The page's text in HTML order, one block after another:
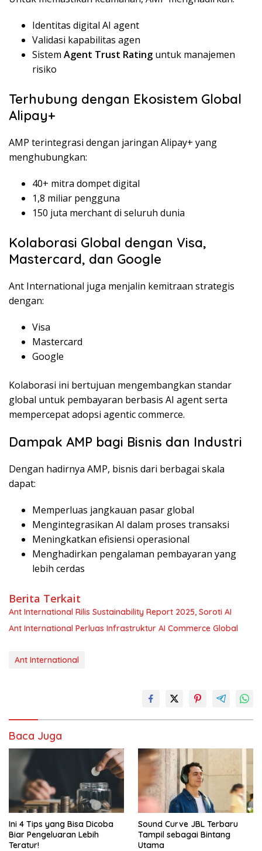
Identitas digital AI agent
Validasi kapabilitas agen
Sistem Agent Trust Rating untuk manajemen
risiko
Terhubung dengan Ekosistem Global
Alipay+
AMP terintegrasi dengan jaringan Alipay+ yang
menghubungkan:
40+ mitra dompet digital
1,8 miliar pengguna
150 juta merchant di seluruh dunia
Kolaborasi Global dengan Visa,
Mastercard, dan Google
Ant International juga menjalin kemitraan strategis
dengan:
Visa
Mastercard
Google
Kolaborasi ini bertujuan mengembangkan standar
global untuk pembayaran berbasis AI agent serta
mempercepat adopsi agentic commerce.
Dampak AMP bagi Bisnis dan Industri
Dengan hadirnya AMP, bisnis dari berbagai skala
dapat:
Memperluas jangkauan pasar global
Mengintegrasikan AI dalam proses transaksi
Meningkatkan efisiensi operasional
Menghadirkan pengalaman pembayaran yang
lebih cerdas
Berita Terkait
Ant International Rilis Sustainability Report 2025, Soroti AI
Ant International Perluas Infrastruktur AI Commerce Global
Ant International
Baca Juga
Ini 4 Tips yang Bisa Dicoba
Biar Pengeluaran Lebih
Teratur!
Sound Curve JBL Terbaru
Tampil sebagai Bintang
Utama